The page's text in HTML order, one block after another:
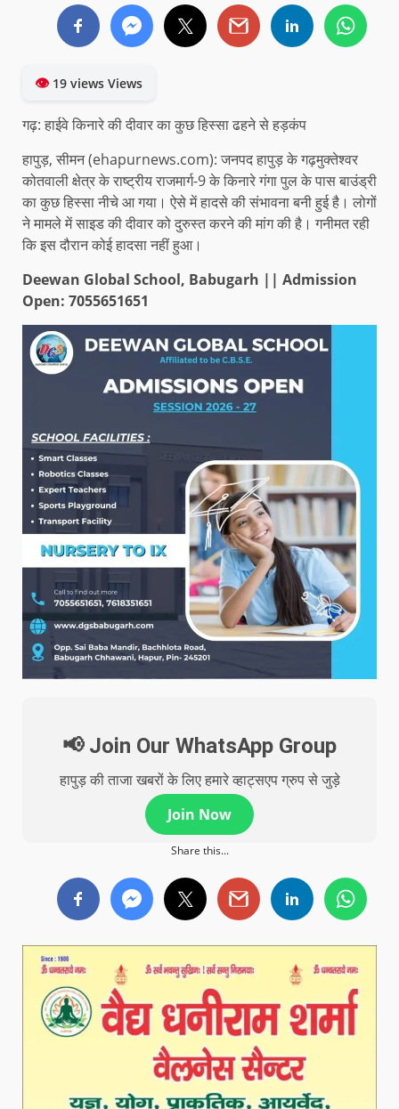
👁19 views Views
गढ़: हाईवे किनारे की दीवार का कुछ हिस्सा ढहने से हड़कंप
हापुड़, सीमन (ehapurnews.com): जनपद हापुड़ के गढ़मुक्तेश्वर
कोतवाली क्षेत्र के राष्ट्रीय राजमार्ग-9 के किनारे गंगा पुल के पास बाउंड्री
का कुछ हिस्सा नीचे आ गया। ऐसे में हादसे की संभावना बनी हुई है। लोगों
ने मामले में साइड की दीवार को दुरुस्त करने की मांग की है। गनीमत रही
कि इस दौरान कोई हादसा नहीं हुआ।
Deewan Global School, Babugarh || Admission
Open: 7055651651
📢 Join Our WhatsApp Group
हापुड़ की ताजा खबरों के लिए हमारे व्हाट्सएप ग्रुप से जुड़े
Join Now
Share this...